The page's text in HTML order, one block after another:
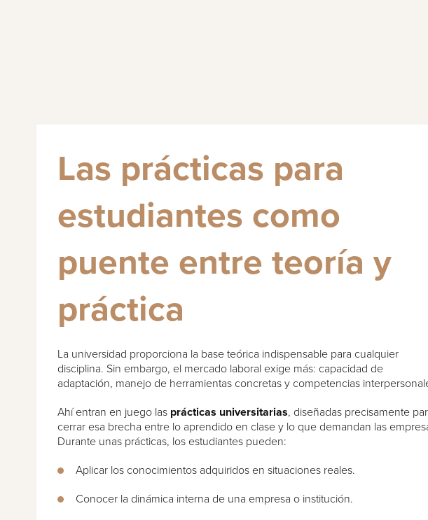
Las prácticas para
estudiantes como
puente entre teoría y
práctica
La universidad proporciona la base teórica indispensable para cualquier
disciplina. Sin embargo, el mercado laboral exige más: capacidad de
adaptación, manejo de herramientas concretas y competencias
Ahí entran en juego las prácticas universitarias, diseñadas precisamente
cerrar esa brecha entre lo aprendido en clase y lo que demandan las
Durante unas prácticas, los estudiantes pueden:
Aplicar los conocimientos adquiridos en situaciones reales.
Conocer la dinámica interna de una empresa o institución.